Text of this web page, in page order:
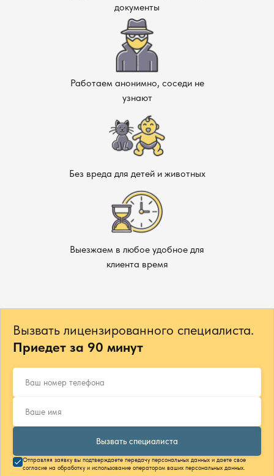
документы
Работаем анонимно, соседи не
узнают
Без вреда для детей и животных
Выезжаем в любое удобное для
клиента время
Вызвать лицензированного специалиста.
Приедет за 90 минут
Вызвать специалиста
Отправляя заявку вы подтверждаете передачу персональных данных и даете свое
согласие на обработку и использование оператором ваших персональных данных.